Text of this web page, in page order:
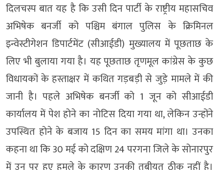
दिलचस्प बात यह है कि उसी दिन पार्टी के राष्ट्रीय महासचिव
अभिषेक बनर्जी को पश्चिम बंगाल पुलिस के क्रिमिनल
इन्वेस्टीगेशन डिपार्टमेंट (सीआईडी) मुख्यालय में पूछताछ के
लिए भी बुलाया गया है। यह पूछताछ तृणमूल कांग्रेस के कुछ
विधायकों के हस्ताक्षर में कथित गड़बड़ी से जुड़े मामले में की
जानी है। पहले अभिषेक बनर्जी को 1 जून को सीआईडी
कार्यालय में पेश होने का नोटिस दिया गया था, लेकिन उन्होंने
उपस्थित होने के बजाय 15 दिन का समय मांगा था। उनका
कहना था कि 30 मई को दक्षिण 24 परगना जिले के सोनारपुर